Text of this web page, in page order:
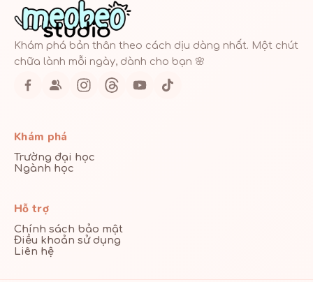
Khám phá bản thân theo cách dịu dàng nhất. Một chút
chữa lành mỗi ngày, dành cho bạn 🌸
Khám phá
Trường đại học
Ngành học
Hỗ trợ
Chính sách bảo mật
Điều khoản sử dụng
Liên hệ